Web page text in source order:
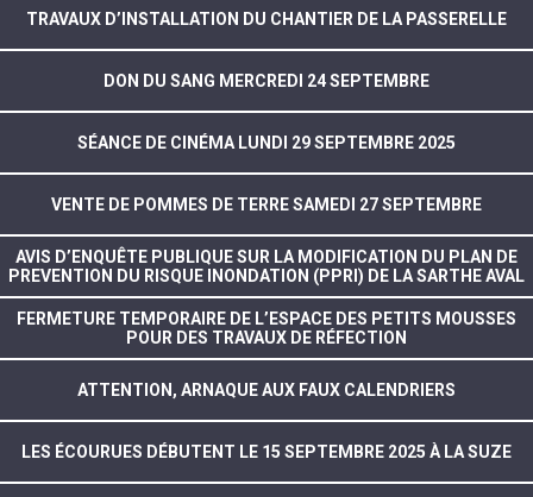
TRAVAUX D’INSTALLATION DU CHANTIER DE LA PASSERELLE
DON DU SANG MERCREDI 24 SEPTEMBRE
SÉANCE DE CINÉMA LUNDI 29 SEPTEMBRE 2025
VENTE DE POMMES DE TERRE SAMEDI 27 SEPTEMBRE
AVIS D’ENQUÊTE PUBLIQUE SUR LA MODIFICATION DU PLAN DE
PREVENTION DU RISQUE INONDATION (PPRI) DE LA SARTHE AVAL
FERMETURE TEMPORAIRE DE L’ESPACE DES PETITS MOUSSES
POUR DES TRAVAUX DE RÉFECTION
ATTENTION, ARNAQUE AUX FAUX CALENDRIERS
LES ÉCOURUES DÉBUTENT LE 15 SEPTEMBRE 2025 À LA SUZE